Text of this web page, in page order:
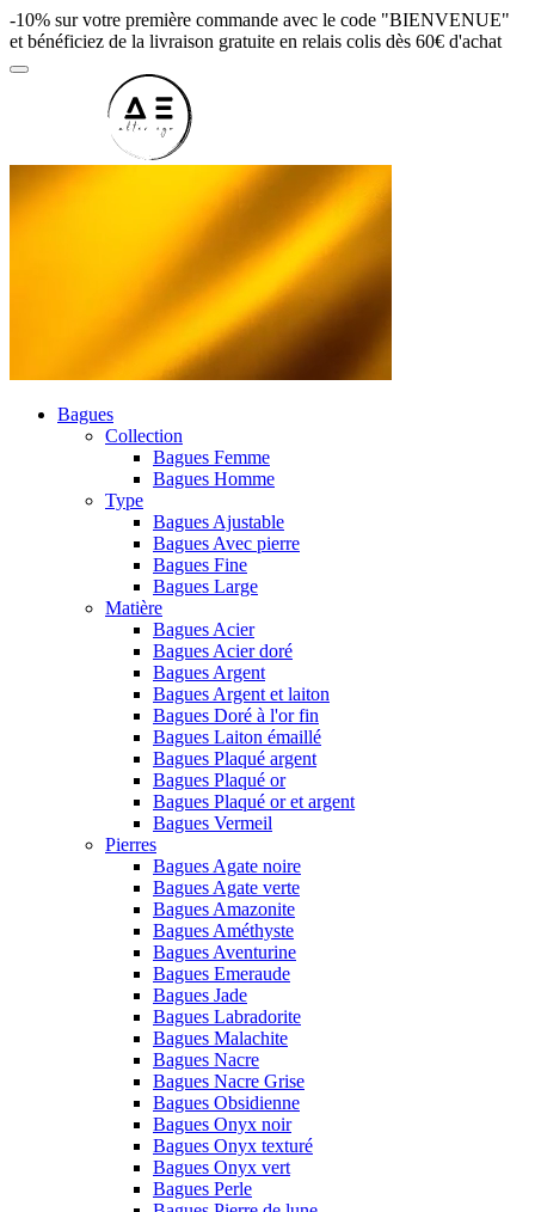
-10% sur votre première commande avec le code "BIENVENUE"
et bénéficiez de la livraison gratuite en relais colis dès 60€ d'achat
Bagues
Collection
Bagues Femme
Bagues Homme
Type
Bagues Ajustable
Bagues Avec pierre
Bagues Fine
Bagues Large
Matière
Bagues Acier
Bagues Acier doré
Bagues Argent
Bagues Argent et laiton
Bagues Doré à l'or fin
Bagues Laiton émaillé
Bagues Plaqué argent
Bagues Plaqué or
Bagues Plaqué or et argent
Bagues Vermeil
Pierres
Bagues Agate noire
Bagues Agate verte
Bagues Amazonite
Bagues Améthyste
Bagues Aventurine
Bagues Emeraude
Bagues Jade
Bagues Labradorite
Bagues Malachite
Bagues Nacre
Bagues Nacre Grise
Bagues Obsidienne
Bagues Onyx noir
Bagues Onyx texturé
Bagues Onyx vert
Bagues Perle